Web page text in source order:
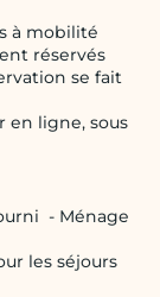
à mobilité
réservés
se fait
en ligne, sous
- Ménage
les séjours